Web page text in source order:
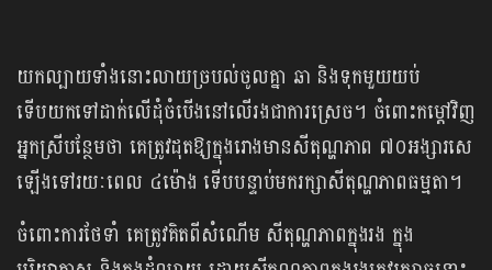
យកល្បាយទាំងនោះលាយច្របល់ចូលគ្នា ឆា និងទុកមួយយប់
ទើបយកទៅដាក់លើដុំចំបើងនៅលើរងជាការស្រេច។ ចំពោះកម្ដៅវិញ
អ្នកស្រីបន្ថែមថា គេត្រូវដុតឱ្យក្នុងរោងមានសីតុណ្ហភាព ៧០អង្សារសេ
ឡើងទៅរយៈពេល ៤ម៉ោង ទើបបន្ទាប់មករក្សាសីតុណ្ហភាពធម្មតា។
ចំពោះការថែទាំ គេត្រូវគិតពីសំណើម​ សីតុណ្ហភាពក្នុងរង ក្នុង